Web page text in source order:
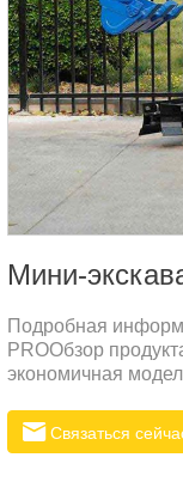
Мини-
Подробная
PROОбзор
экономичная
универсальный
инновационный
Связаться